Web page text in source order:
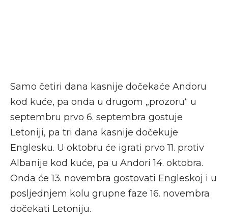
Samo četiri dana kasnije dočekaće Andoru
kod kuće, pa onda u drugom „prozoru“ u
septembru prvo 6. septembra gostuje
Letoniji, pa tri dana kasnije dočekuje
Englesku. U oktobru će igrati prvo 11. protiv
Albanije kod kuće, pa u Andori 14. oktobra.
Onda će 13. novembra gostovati Engleskoj i u
posljednjem kolu grupne faze 16. novembra
dočekati Letoniju.